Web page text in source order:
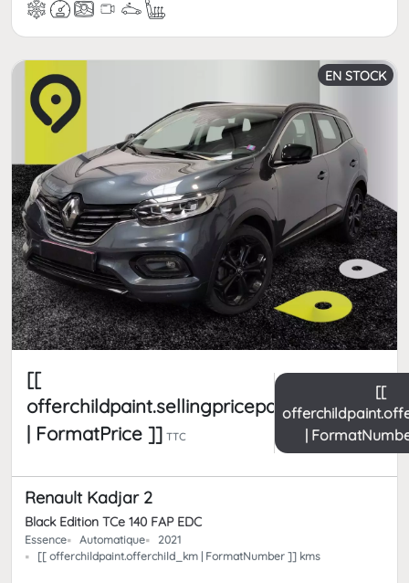
EN STOCK
[[
offerchildpaint.sellingpricepart_ttc
| FormatPrice ]] TTC
[[
|
Renault Kadjar 2
Black Edition TCe 140 FAP EDC
Essence Automatique
2021
[[ offerchildpaint.offerchild_km | FormatNumber ]] kms